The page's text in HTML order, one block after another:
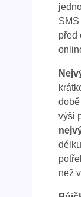
před
výši
než